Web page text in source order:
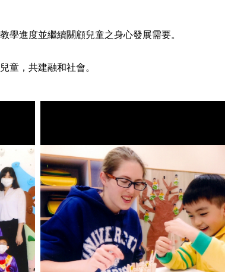
學進度並繼續關顧兒童之身心發展需要。
童，共建融和社會。